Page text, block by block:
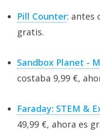
Pill Counter: antes
gratis.
Sandbox Planet -
costaba 9,99 €,
Faraday: STEM &
49,99 €, ahora es